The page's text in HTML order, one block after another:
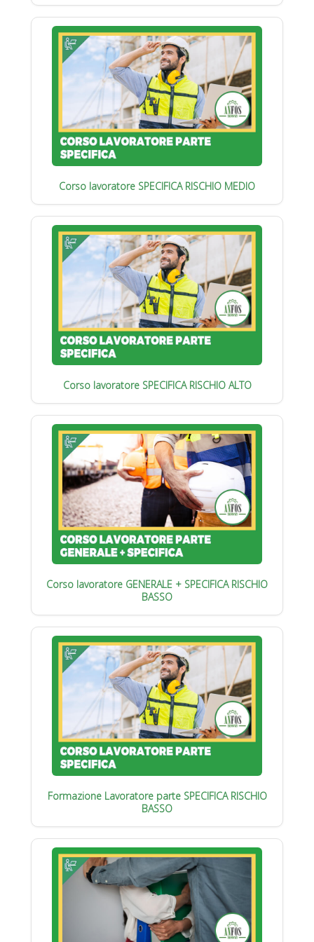
Corso lavoratore SPECIFICA RISCHIO MEDIO
Corso lavoratore SPECIFICA RISCHIO ALTO
Corso lavoratore GENERALE + SPECIFICA RISCHIO
BASSO
Formazione Lavoratore parte SPECIFICA RISCHIO
BASSO